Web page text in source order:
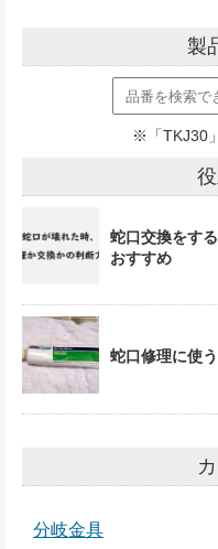
製
※「TKJ30
蛇口交換をす
おすすめ
蛇口修理に使
分岐金具